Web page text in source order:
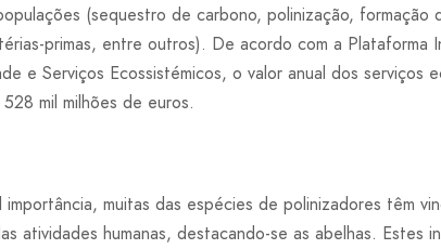
(sequestro de carbono, polinização,
primas, entre outros). De acordo com a Plataforma
e Serviços Ecossistémicos, o valor anual dos serviços
mil milhões de euros.
muitas das espécies de polinizadores têm
atividades humanas, destacando-se as abelhas. Estes